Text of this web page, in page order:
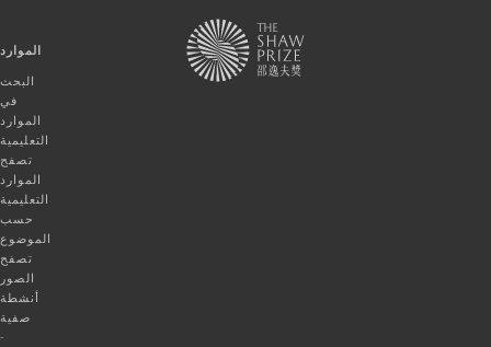
الموارد
البحث
في
الموارد
التعليمية
تصفح
الموارد
التعليمية
حسب
الموضوع
تصفح
الصور
أنشطة
صفية
-